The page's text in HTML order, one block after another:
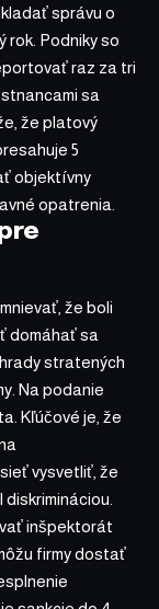
správu o
rok. Podniky so
raz za tri
sa
že platový
5
objektívny
opatrenia.
že boli
domáhať sa
stratených
Na podanie
Kľúčové je, že
vysvetliť, že
inšpektorát
firmy dostať